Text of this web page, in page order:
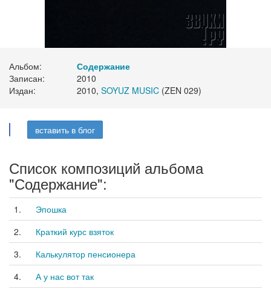
Альбом:
Содержание
Записан:
2010
Издан:
2010, SOYUZ MUSIC (ZEN 029)
вставить в блог
Список композиций альбома
"Содержание":
1.
Эпошка
2.
Краткий курс взяток
3.
Калькулятор пенсионера
4.
А у нас вот так